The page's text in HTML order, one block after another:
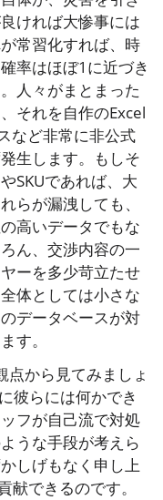
ければ大惨事には
常習化すれば、時
率はほぼ1に近づき
人々がまとまった
それを自作のExcel
など非常に非公式
生します。もしそ
SKUであれば、大
らが漏洩しても、
高いデータでもな
ん、交渉内容の一
ーを多少苛立たせ
体としては小さな
データベースが対
す。
点から見てみましょ
彼らには何かでき
フが自己流で対処
うな手段が考えら
しげもなく申し上
できるのです。